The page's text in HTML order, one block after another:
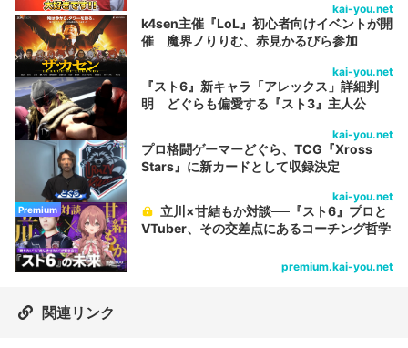
kai-you.net
k4sen主催『LoL』初心者向けイベントが開
催 魔界ノりりむ、赤見かるびら参加
kai-you.net
『スト6』新キャラ「アレックス」詳細判
明 どぐらも偏愛する『スト3』主人公
kai-you.net
プロ格闘ゲーマーどぐら、TCG『Xross
Stars』に新カードとして収録決定
kai-you.net
Premium
立川×甘結もか対談──『スト6』プロと
VTuber、その交差点にあるコーチング哲学
premium.kai-you.net
関連リンク